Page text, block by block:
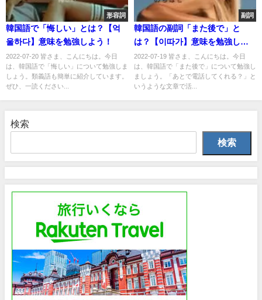
形容詞
韓国語で「悔しい」とは？【억
울하다】意味を勉強しよう！
2022-07-20 皆さま、こんにちは。今日
は、韓国語で「悔しい」について勉強しま
しょう。類義語も簡単に紹介しています。
ぜひ、一読ください...
副詞
韓国語の副詞「また後で」と
は？【이따가】意味を勉強しよ
う！
2022-07-19 皆さま、こんにちは。今日
は、韓国語で「また後で」について勉強し
ましょう。「あとで電話してくれる？」と
いうような文章で活...
検索
検索